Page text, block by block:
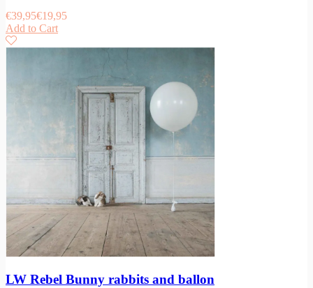
€39,95€19,95
Add to Cart
LW Rebel Bunny rabbits and ballon